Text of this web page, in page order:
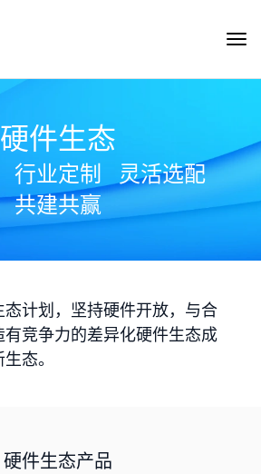
硬件生态
行业定制
灵活选配
共建共赢
计划，坚持硬件开放，与合
竞争力的差异化硬件生态成
态。
硬件生态产品